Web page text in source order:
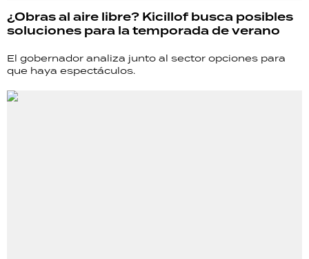
¿Obras al aire libre? Kicillof busca posibles
soluciones para la temporada de verano
El gobernador analiza junto al sector opciones para
que haya espectáculos.